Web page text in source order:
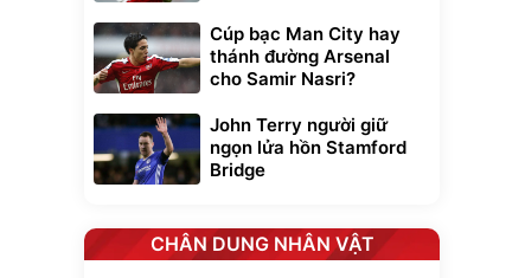
Cúp bạc Man City hay
thánh đường Arsenal
cho Samir Nasri?
John Terry người giữ
ngọn lửa hồn Stamford
Bridge
CHÂN DUNG NHÂN VẬT